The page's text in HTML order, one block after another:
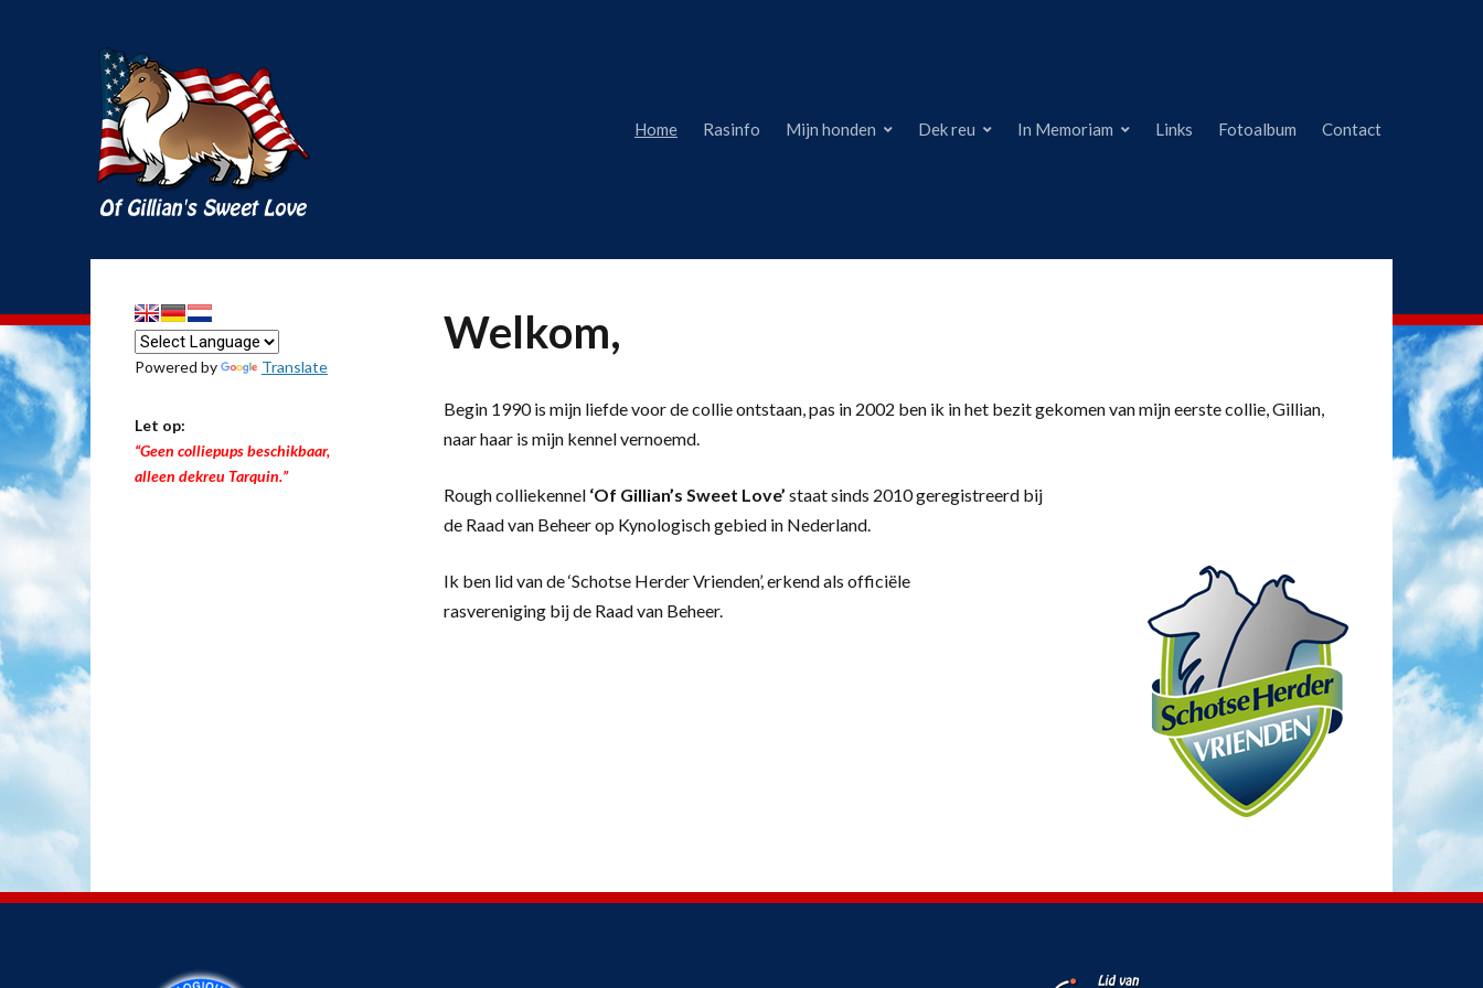
Home Rasinfo Mijn honden Dek reu In Memoriam Links Fotoalbum Contact
Welkom,
Begin 1990 is mijn liefde voor de collie ontstaan, pas in 2002 ben ik in het bezit gekomen van mijn eerste collie, Gillian,
naar haar is mijn kennel vernoemd.
Rough colliekennel ‘Of Gillian’s Sweet Love’ staat sinds 2010 geregistreerd bij
de Raad van Beheer op Kynologisch gebied in Nederland.
Ik ben lid van de ‘Schotse Herder Vrienden’, erkend als officiële
rasvereniging bij de Raad van Beheer.
Powered by Translate
Let op:
“Geen colliepups beschikbaar,
alleen dekreu Tarquin.”